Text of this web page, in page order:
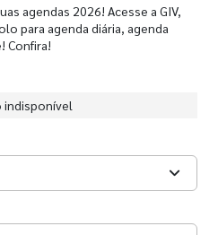
agendas 2026! Acesse a GIV,
para agenda diária, agenda
Confira!